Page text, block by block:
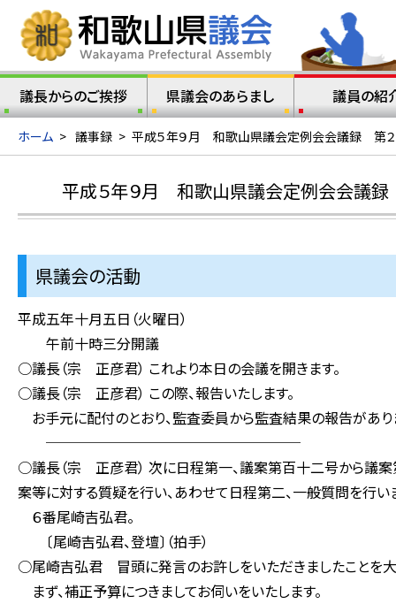
議長からのご挨拶 県議会のあらまし 議員の紹
ホーム > 議事録 > 平成５年９月 和歌山県議会定例会会議録 第２
平成５年９月 和歌山県議会定例会会議録
県議会の活動
平成五年十月五日（火曜日）
午前十時三分開議
○議長（宗 正彦君） これより本日の会議を開きます。
○議長（宗 正彦君） この際、報告いたします。
お手元に配付のとおり、監査委員から監査結果の報告があり
──────────────────
○議長（宗 正彦君） 次に日程第一、議案第百十二号から議
案等に対する質疑を行い、あわせて日程第二、一般質問を行い
６番尾崎吉弘君。
〔尾崎吉弘君、登壇〕（拍手）
○尾崎吉弘君 冒頭に発言のお許しをいただきましたことを大
まず、補正予算につきましてお伺いをいたします。